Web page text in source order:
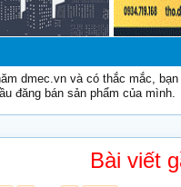
dmec.vn và có thắc mắc,
đăng bán sản phẩm của mình.
Bài viết